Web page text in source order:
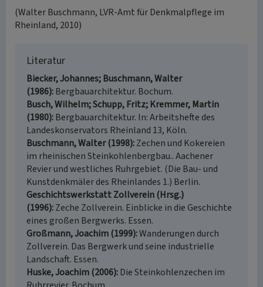
(Walter Buschmann, LVR-Amt für Denkmalpflege im
Rheinland, 2010)
Literatur
Biecker, Johannes; Buschmann, Walter
(1986) Bergbauarchitektur. Bochum.
Busch, Wilhelm; Schupp, Fritz; Kremmer, Martin
(1980) Bergbauarchitektur. In: Arbeitshefte des
Landeskonservators Rheinland 13, Köln.
Buschmann, Walter (1998) Zechen und Kokereien
im rheinischen Steinkohlenbergbau.. Aachener
Revier und westliches Ruhrgebiet. (Die Bau- und
Kunstdenkmäler des Rheinlandes 1.) Berlin.
Geschichtswerkstatt Zollverein (Hrsg.)
(1996) Zeche Zollverein. Einblicke in die Geschichte
eines großen Bergwerks. Essen.
Großmann, Joachim (1999) Wanderungen durch
Zollverein. Das Bergwerk und seine industrielle
Landschaft. Essen.
Huske, Joachim (2006) Die Steinkohlenzechen im